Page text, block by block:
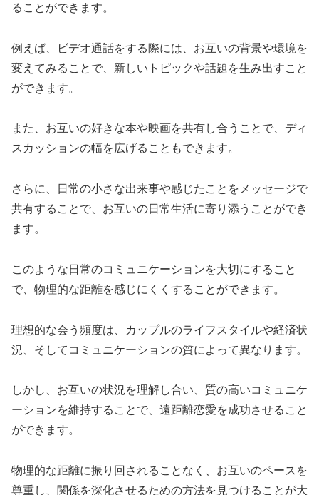
ることができます。
例えば、ビデオ通話をする際には、お互いの背景や環境を
変えてみることで、新しいトピックや話題を生み出すこと
ができます。
また、お互いの好きな本や映画を共有し合うことで、ディ
スカッションの幅を広げることもできます。
さらに、日常の小さな出来事や感じたことをメッセージで
共有することで、お互いの日常生活に寄り添うことができ
ます。
このような日常のコミュニケーションを大切にすること
で、物理的な距離を感じにくくすることができます。
理想的な会う頻度は、カップルのライフスタイルや経済状
況、そしてコミュニケーションの質によって異なります。
しかし、お互いの状況を理解し合い、質の高いコミュニケ
ーションを維持することで、遠距離恋愛を成功させること
ができます。
物理的な距離に振り回されることなく、お互いのペースを
尊重し、関係を深化させるための方法を見つけることが大